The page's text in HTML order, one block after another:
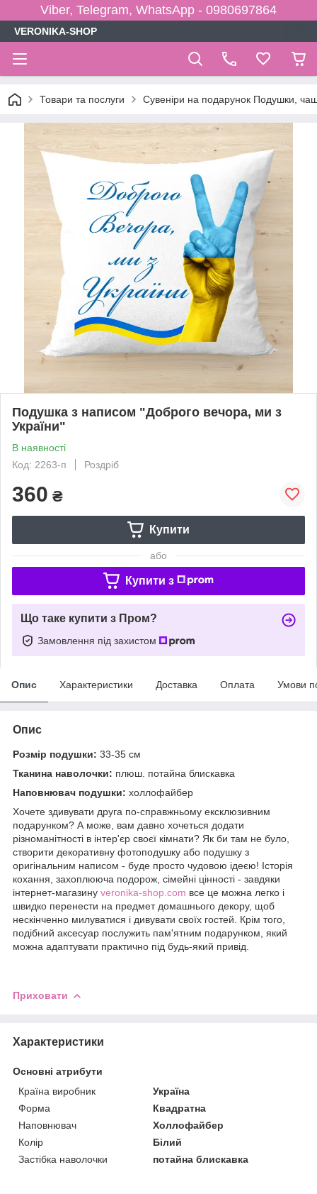
Viber, Telegram, WhatsApp - 0980697864
VERONIKA-SHOP
Товари та послуги Сувеніри на подарунок Подушки,
Подушка з написом "Доброго вечора, ми з
України"
В наявності
Код: 2263-п
Роздріб
360 ₴
Купити
або
Купити з
Що таке купити з Пром?
Замовлення під захистом
Опис Характеристики Доставка Оплата Умови
Опис
Розмір подушки: 33-35 см
Тканина наволочки: плюш. потайна блискавка
Наповнювач подушки: холлофайбер
Хочете здивувати друга по-справжньому ексклюзивним
подарунком? А може, вам давно хочеться додати
різноманітності в інтер'єр своєї кімнати? Як би там не було,
створити декоративну фотоподушку або подушку з
оригінальним написом - буде просто чудовою ідеєю! Історія
кохання, захоплююча подорож, сімейні цінності - завдяки
інтернет-магазину veronika-shop.com все це можна легко і
швидко перенести на предмет домашнього декору, щоб
нескінченно милуватися і дивувати своїх гостей. Крім того,
подібний аксесуар послужить пам'ятним подарунком, який
можна адаптувати практично під будь-який привід.
Приховати
Характеристики
Основні атрибути
Країна виробник
Україна
Форма
Квадратна
Наповнювач
Холлофайбер
Колір
Білий
Застібка наволочки
потайна блискавка